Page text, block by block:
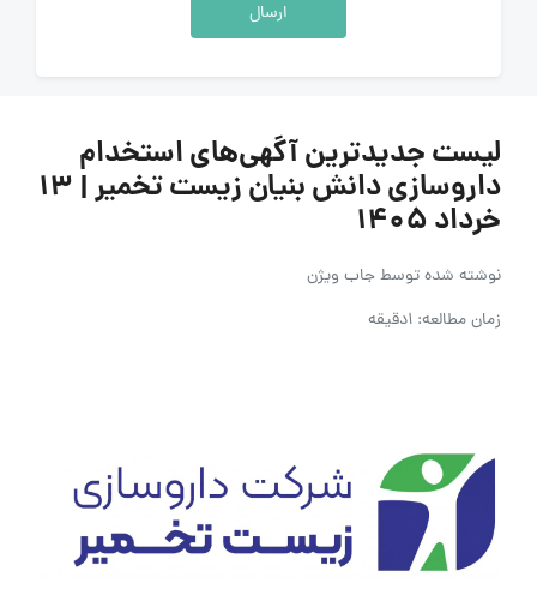
ارسال
لیست جدیدترین آگهی‌های استخدام
داروسازی دانش بنیان زیست تخمیر | ۱۳
خرداد ۱۴۰۵
نوشته شده توسطجاب ویژن
زمان مطالعه: 1دقیقه